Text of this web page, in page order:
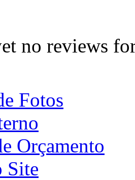
no reviews
Fotos
Orçamento
Site